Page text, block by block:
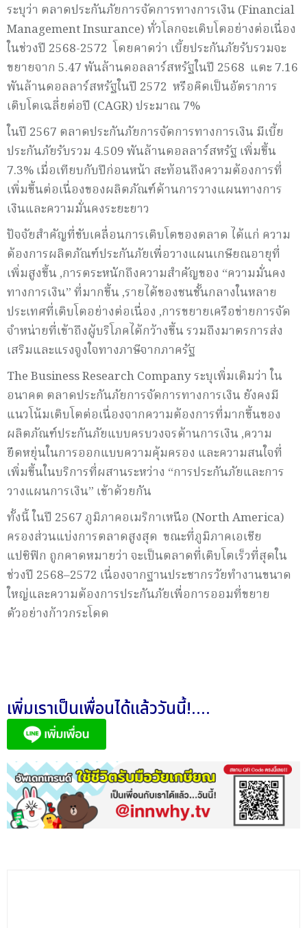
ระบุว่า ตลาดประกันภัยการจัดการทางการเงิน (Financial
Management Insurance) ทั่วโลกจะเติบโตอย่างต่อเนื่อง
ในช่วงปี 2568-2572 โดยคาดว่า เบี้ยประกันภัยรับรวมจะ
ขยายจาก 5.47 พันล้านดอลลาร์สหรัฐในปี 2568 แตะ 7.16
พันล้านดอลลาร์สหรัฐในปี 2572 หรือคิดเป็นอัตราการ
เติบโตเฉลี่ยต่อปี (CAGR) ประมาณ 7%
ในปี 2567 ตลาดประกันภัยการจัดการทางการเงิน มีเบี้ย
ประกันภัยรับรวม 4.509 พันล้านดอลลาร์สหรัฐ เพิ่มขึ้น
7.3% เมื่อเทียบกับปีก่อนหน้า สะท้อนถึงความต้องการที่
เพิ่มขึ้นต่อเนื่องของผลิตภัณฑ์ด้านการวางแผนทางการ
เงินและความมั่นคงระยะยาว
ปัจจัยสำคัญที่ขับเคลื่อนการเติบโตของตลาด ได้แก่ ความ
ต้องการผลิตภัณฑ์ประกันภัยเพื่อวางแผนเกษียณอายุที่
เพิ่มสูงขึ้น ,การตระหนักถึงความสำคัญของ “ความมั่นคง
ทางการเงิน” ที่มากขึ้น ,รายได้ของชนชั้นกลางในหลาย
ประเทศที่เติบโตอย่างต่อเนื่อง ,การขยายเครือข่ายการจัด
จำหน่ายที่เข้าถึงผู้บริโภคได้กว้างขึ้น รวมถึงมาตรการส่ง
เสริมและแรงจูงใจทางภาษีจากภาครัฐ
The Business Research Company ระบุเพิ่มเติมว่า ใน
อนาคต ตลาดประกันภัยการจัดการทางการเงิน ยังคงมี
แนวโน้มเติบโตต่อเนื่องจากความต้องการที่มากขึ้นของ
ผลิตภัณฑ์ประกันภัยแบบครบวงจรด้านการเงิน ,ความ
ยืดหยุ่นในการออกแบบความคุ้มครอง และความสนใจที่
เพิ่มขึ้นในบริการที่ผสานระหว่าง “การประกันภัยและการ
วางแผนการเงิน” เข้าด้วยกัน
ทั้งนี้ ในปี 2567 ภูมิภาคอเมริกาเหนือ (North America)
ครองส่วนแบ่งการตลาดสูงสุด ขณะที่ภูมิภาคเอเชีย
แปซิฟิก ถูกคาดหมายว่า จะเป็นตลาดที่เติบโตเร็วที่สุดใน
ช่วงปี 2568–2572 เนื่องจากฐานประชากรวัยทำงานขนาด
ใหญ่และความต้องการประกันภัยเพื่อการออมที่ขยาย
ตัวอย่างก้าวกระโดด
เพิ่มเราเป็นเพื่อนได้แล้ววันนี้!....